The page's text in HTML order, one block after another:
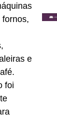
e
foi